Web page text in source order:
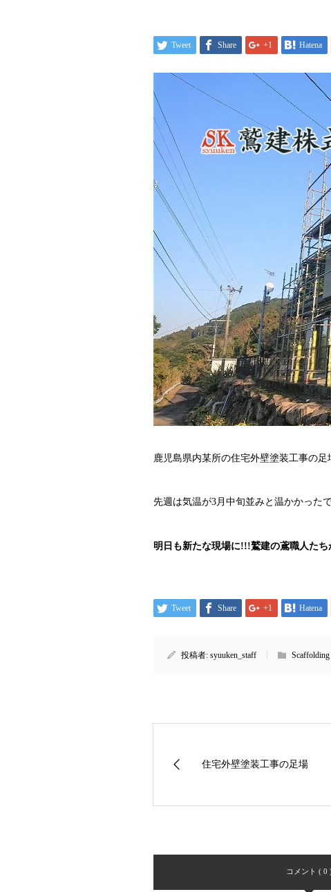
Tweet Share +1 Hatena
鹿児島県内某所の住宅外壁塗装工事の足
先週は気温が3月中旬並みと温かかった
明日も新たな現場に!!!鷲建の鳶職人たち
Tweet Share +1 Hatena
投稿者: syuuken_staff
住宅外壁塗装工事の足場
コメント ( 0